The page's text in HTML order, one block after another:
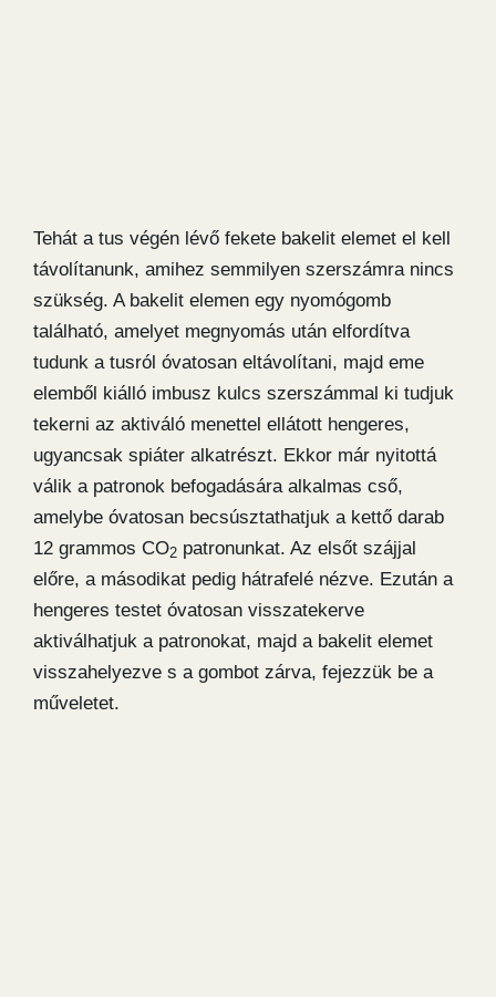
Tehát a tus végén lévő fekete bakelit elemet el kell
távolítanunk, amihez semmilyen szerszámra nincs
szükség. A bakelit elemen egy nyomógomb
található, amelyet megnyomás után elfordítva
tudunk a tusról óvatosan eltávolítani, majd eme
elemből kiálló imbusz kulcs szerszámmal ki tudjuk
tekerni az aktiváló menettel ellátott hengeres,
ugyancsak spiáter alkatrészt. Ekkor már nyitottá
válik a patronok befogadására alkalmas cső,
amelybe óvatosan becsúsztathatjuk a kettő darab
12 grammos CO2 patronunkat. Az elsőt szájjal
előre, a másodikat pedig hátrafelé nézve. Ezután a
hengeres testet óvatosan visszatekerve
aktiválhatjuk a patronokat, majd a bakelit elemet
visszahelyezve s a gombot zárva, fejezzük be a
műveletet.